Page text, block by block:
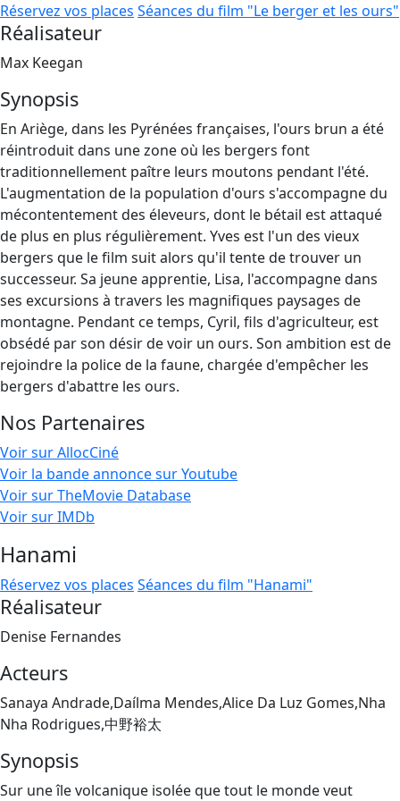
Réservez vos places Séances du film "Le berger et les ours"
Réalisateur
Max Keegan
Synopsis
En Ariège, dans les Pyrénées françaises, l'ours brun a été
réintroduit dans une zone où les bergers font
traditionnellement paître leurs moutons pendant l'été.
L'augmentation de la population d'ours s'accompagne du
mécontentement des éleveurs, dont le bétail est attaqué
de plus en plus régulièrement. Yves est l'un des vieux
bergers que le film suit alors qu'il tente de trouver un
successeur. Sa jeune apprentie, Lisa, l'accompagne dans
ses excursions à travers les magnifiques paysages de
montagne. Pendant ce temps, Cyril, fils d'agriculteur, est
obsédé par son désir de voir un ours. Son ambition est de
rejoindre la police de la faune, chargée d'empêcher les
bergers d'abattre les ours.
Nos Partenaires
Voir sur AllocCiné
Voir la bande annonce sur Youtube
Voir sur TheMovie Database
Voir sur IMDb
Hanami
Réservez vos places Séances du film "Hanami"
Réalisateur
Denise Fernandes
Acteurs
Sanaya Andrade,Daílma Mendes,Alice Da Luz Gomes,Nha
Nha Rodrigues,中野裕太
Synopsis
Sur une île volcanique isolée que tout le monde veut